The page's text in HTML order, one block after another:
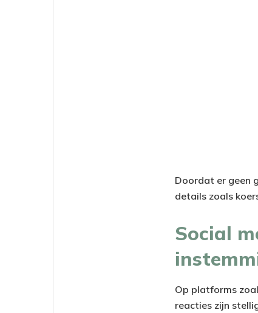
Doordat er geen
details zoals
Social
Op platforms
reacties zijn